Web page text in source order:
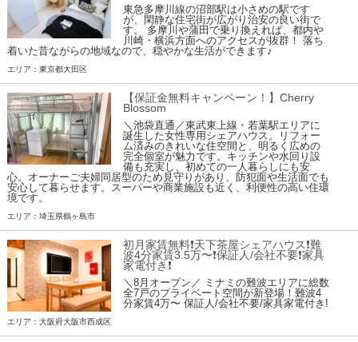
東急多摩川線の沼部駅は小さめの駅です
が、閑静な住宅街が広がり治安の良い街で
す。 多摩川や蒲田で乗り換えれば、都内や
川崎・横浜方面へのアクセスが抜群！ 落ち
着いた昔ながらの地域なので、穏やかな生活ができます♪
エリア：東京都大田区
【保証金無料キャンペーン！】Cherry
Blossom
＼池袋直通／東武東上線・若葉駅エリアに
誕生した女性専用シェアハウス。リフォー
ム済みのきれいな住空間と、明るく広めの
完全個室が魅力です。キッチンや水回り設
備も充実し、初めての一人暮らしにも安
心。オーナーご夫婦同居型のため見守りがあり、防犯面や生活面でも
安心して暮らせます。スーパーや商業施設も近く、利便性の高い住環
境です。
エリア：埼玉県鶴ヶ島市
初月家賃無料❗️天下茶屋シェアハウス❗️難
波4分家賃3.5万〜❗️保証人/会社不要❗️家具
家電付き❗
＼8月オープン／ ミナミの難波エリアに総数
全7戸のプライベート空間が新登場！難波4
分家賃4万〜 保証人/会社不要/家具家電付き!
エリア：大阪府大阪市西成区